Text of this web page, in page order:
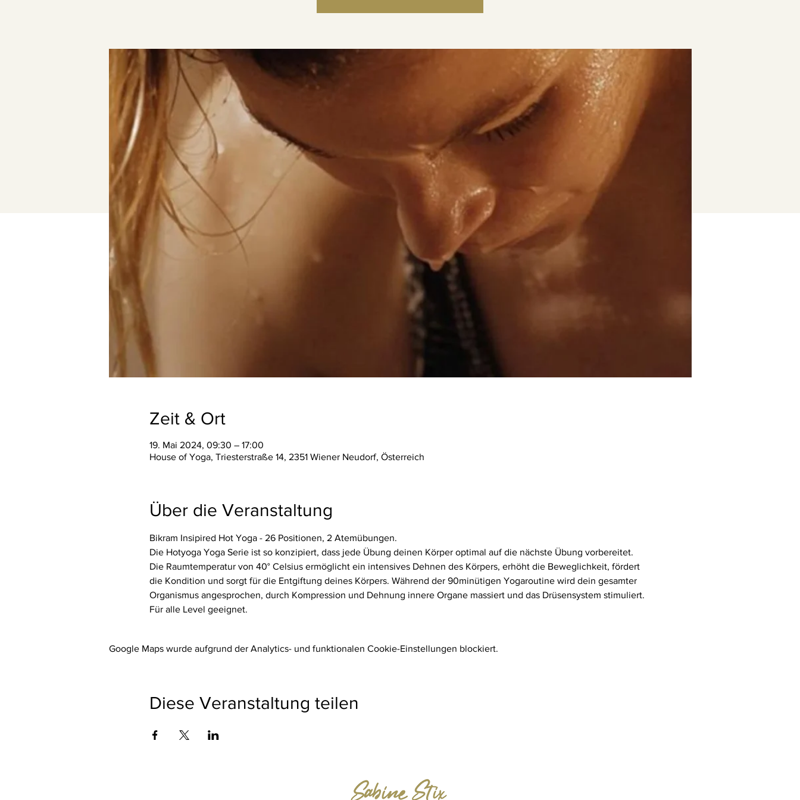
Zeit & Ort
19. Mai 2024, 09:30 – 17:00
House of Yoga, Triesterstraße 14, 2351 Wiener Neudorf, Österreich
Über die Veranstaltung
Bikram Insipired Hot Yoga - 26 Positionen, 2 Atemübungen.
Die Hotyoga Yoga Serie ist so konzipiert, dass jede Übung deinen Körper optimal auf die nächste Übung vorbereitet.
Die Raumtemperatur von 40° Celsius ermöglicht ein intensives Dehnen des Körpers, erhöht die Beweglichkeit, fördert
die Kondition und sorgt für die Entgiftung deines Körpers. Während der 90minütigen Yogaroutine wird dein gesamter
Organismus angesprochen, durch Kompression und Dehnung innere Organe massiert und das Drüsensystem stimuliert.
Für alle Level geeignet.
Google Maps wurde aufgrund der Analytics- und funktionalen Cookie-Einstellungen blockiert.
Diese Veranstaltung teilen